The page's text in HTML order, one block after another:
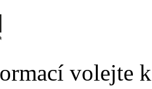
volejte